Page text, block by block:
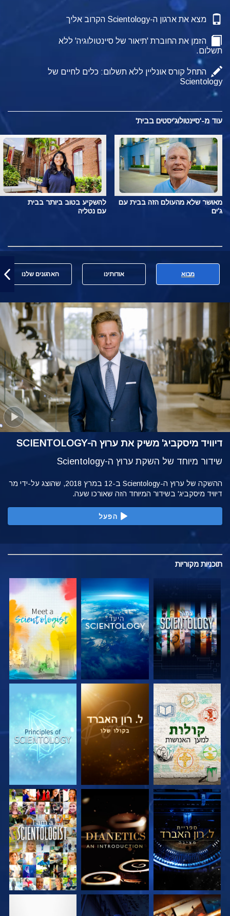
מצא את ארגון ה-Scientology הקרוב אליך
הזמן את החוברת 'תיאור של סיינטולוגיה' ללא
תשלום.
התחל קורס אונליין ללא תשלום: כלים לחיים של
Scientology
עוד מ-'סיינטולוג'יסטים בבית'
מאושר שלא מהעולם הזה בבית עם
ג'ים
להשקיע בטוב ביותר בבית
עם נטליה
מבוא אודותינו הארגונים שלנו
דיוויד מיסקביג' משיק את ערוץ ה-SCIENTOLOGY
שידור מיוחד של השקת ערוץ ה-Scientology
ההשקה של ערוץ ה-Scientology ב-12 במרץ 2018, שהוצג על-ידי מר
דיוויד מיסקביג' בשידור המיוחד הזה שאורכו שעה.
הפעל
תוכניות מקוריות
בדוק את הסדרה בדוק את הסדרה בדוק את הסדרה
בדוק את הסדרה בדוק את הסדרה צפה